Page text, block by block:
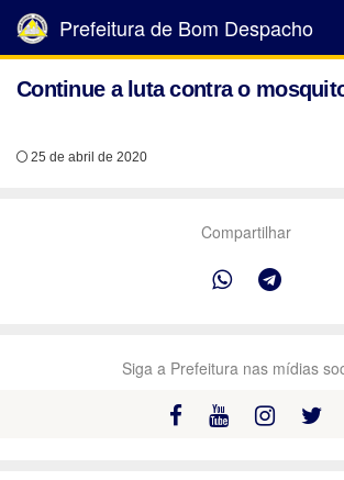
Prefeitura de Bom Despacho
Continue a luta contra o
25 de abril de 2020
Compartilhar
Siga a Prefeitura nas mídias